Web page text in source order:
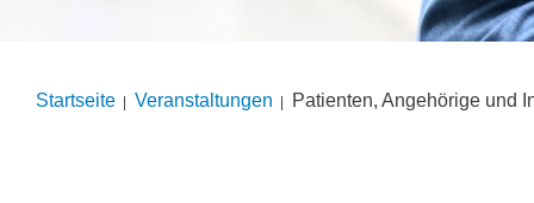
Startseite Veranstal­tungen Patienten, Angehörige und